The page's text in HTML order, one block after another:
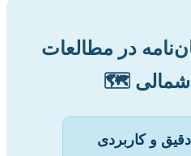
در مطالعات
شمالی 🗺️
و کاربردی